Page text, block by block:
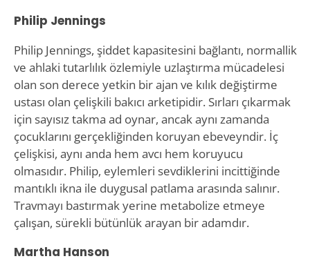
Philip Jennings
Philip Jennings, şiddet kapasitesini bağlantı, normallik
ve ahlaki tutarlılık özlemiyle uzlaştırma mücadelesi
olan son derece yetkin bir ajan ve kılık değiştirme
ustası olan çelişkili bakıcı arketipidir. Sırları çıkarmak
için sayısız takma ad oynar, ancak aynı zamanda
çocuklarını gerçekliğinden koruyan ebeveyndir. İç
çelişkisi, aynı anda hem avcı hem koruyucu
olmasıdır. Philip, eylemleri sevdiklerini incittiğinde
mantıklı ikna ile duygusal patlama arasında salınır.
Travmayı bastırmak yerine metabolize etmeye
çalışan, sürekli bütünlük arayan bir adamdır.
Martha Hanson